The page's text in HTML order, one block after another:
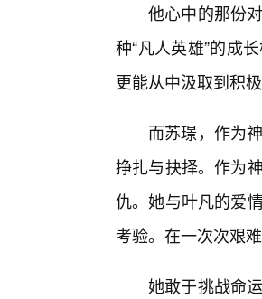
他心中的那份
种“凡人英雄”的成
更能从中汲取到积
而苏璟，作为
挣扎与抉择。作为
仇。她与叶凡的爱
考验。在一次次艰
她敢于挑战命